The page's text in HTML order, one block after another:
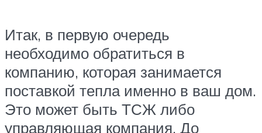
Итак, в первую очередь
необходимо обратиться в
компанию, которая занимается
поставкой тепла именно в ваш дом.
Это может быть ТСЖ либо
управляющая компания. До